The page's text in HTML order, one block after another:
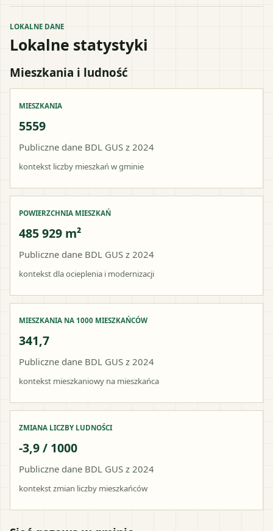
LOKALNE DANE
Lokalne statystyki
Mieszkania i ludność
MIESZKANIA
5559
Publiczne dane BDL GUS z 2024
kontekst liczby mieszkań w gminie
POWIERZCHNIA MIESZKAŃ
485 929 m²
Publiczne dane BDL GUS z 2024
kontekst dla ocieplenia i modernizacji
MIESZKANIA NA 1000 MIESZKAŃCÓW
341,7
Publiczne dane BDL GUS z 2024
kontekst mieszkaniowy na mieszkańca
ZMIANA LICZBY LUDNOŚCI
-3,9 / 1000
Publiczne dane BDL GUS z 2024
kontekst zmian liczby mieszkańców